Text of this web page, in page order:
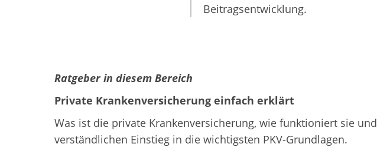
Beitragsentwicklung.
Ratgeber in diesem Bereich
Private Krankenversicherung einfach erklärt
Was ist die private Krankenversicherung, wie funktioniert sie
verständlichen Einstieg in die wichtigsten PKV-Grundlagen.